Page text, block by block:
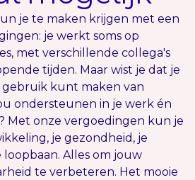
je te maken krijgen met een
je werkt soms op
met verschillende collega's
tijden. Maar wist je dat je
gebruik kunt maken van
ondersteunen in je werk én
Met onze vergoedingen kun je
je gezondheid, je
Alles om jouw
te verbeteren. Het mooie